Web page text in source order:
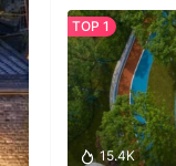
15.4K